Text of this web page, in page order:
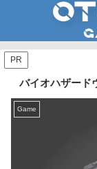
PR
バイオハザード
Game